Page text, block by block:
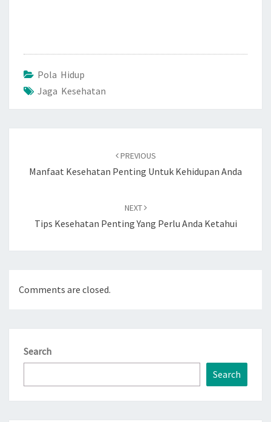
Pola Hidup
Jaga Kesehatan
PREVIOUS
Manfaat Kesehatan Penting Untuk Kehidupan Anda
NEXT
Tips Kesehatan Penting Yang Perlu Anda Ketahui
Comments are closed.
Search
Search